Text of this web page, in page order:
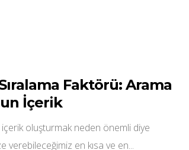
Faktörü: Arama
İçerik
oluşturmak neden önemli diye
verebileceğimiz en kısa ve en...